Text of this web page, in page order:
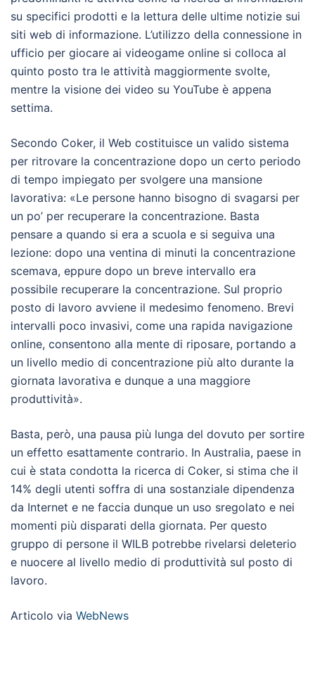
su specifici prodotti e la lettura delle ultime notizie sui
siti web di informazione. L’utilizzo della connessione in
ufficio per giocare ai videogame online si colloca al
quinto posto tra le attività maggiormente svolte,
mentre la visione dei video su YouTube è appena
settima.
Secondo Coker, il Web costituisce un valido sistema
per ritrovare la concentrazione dopo un certo periodo
di tempo impiegato per svolgere una mansione
lavorativa: «Le persone hanno bisogno di svagarsi per
un po’ per recuperare la concentrazione. Basta
pensare a quando si era a scuola e si seguiva una
lezione: dopo una ventina di minuti la concentrazione
scemava, eppure dopo un breve intervallo era
possibile recuperare la concentrazione. Sul proprio
posto di lavoro avviene il medesimo fenomeno. Brevi
intervalli poco invasivi, come una rapida navigazione
online, consentono alla mente di riposare, portando a
un livello medio di concentrazione più alto durante la
giornata lavorativa e dunque a una maggiore
produttività».
Basta, però, una pausa più lunga del dovuto per sortire
un effetto esattamente contrario. In Australia, paese in
cui è stata condotta la ricerca di Coker, si stima che il
14% degli utenti soffra di una sostanziale dipendenza
da Internet e ne faccia dunque un uso sregolato e nei
momenti più disparati della giornata. Per questo
gruppo di persone il WILB potrebbe rivelarsi deleterio
e nuocere al livello medio di produttività sul posto di
lavoro.
Articolo via WebNews